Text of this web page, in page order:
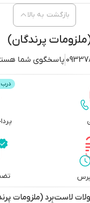
نارنجی انواع پرندگان
پرندگان)
پاسخگوی شما
بازگشت به بالا
لاست‌بِرد (ملزومات